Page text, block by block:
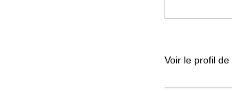
Voir le profil de